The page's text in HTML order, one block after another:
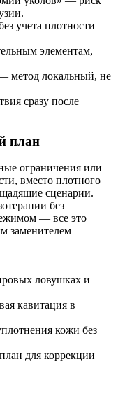
учета плотности
элементам,
метод локальный, не
сразу после
план
ограничения или
вместо плотного
сценарии.
без
— все это
заменителем
ловушках и
кавитация в
кожи без
для коррекции